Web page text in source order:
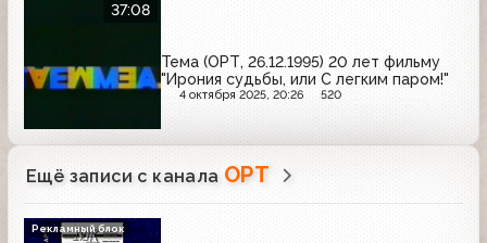
37:08
Тема (ОРТ, 26.12.1995) 20 лет фильму
"Ирония судьбы, или С легким паром!"
4 октября 2025, 20:26 520
Ещё записи с канала ОРТ
Рекламный блок